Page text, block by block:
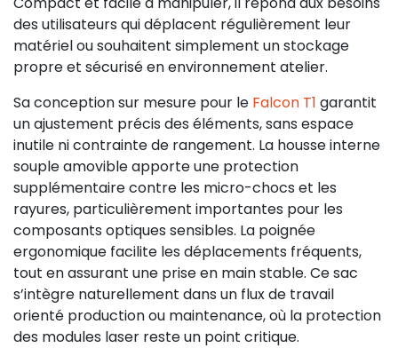
des utilisateurs qui déplacent régulièrement leur
matériel ou souhaitent simplement un stockage
propre et sécurisé en environnement atelier.
Sa conception sur mesure pour le Falcon T1 garantit
un ajustement précis des éléments, sans espace
inutile ni contrainte de rangement. La housse interne
souple amovible apporte une protection
supplémentaire contre les micro-chocs et les
rayures, particulièrement importantes pour les
composants optiques sensibles. La poignée
ergonomique facilite les déplacements fréquents,
tout en assurant une prise en main stable. Ce sac
s’intègre naturellement dans un flux de travail
orienté production ou maintenance, où la protection
des modules laser reste un point critique.